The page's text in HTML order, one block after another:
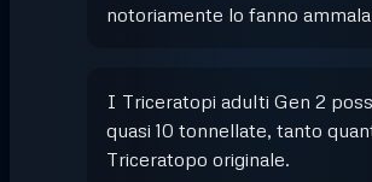
notoriamente lo fanno
I Triceratopi adulti Gen 2
quasi 10 tonnellate, tanto
Triceratopo originale.